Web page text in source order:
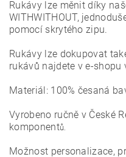
Rukávy lze měnit díky
WITHWITHOUT,
pomocí skrytého zipu.
Rukávy lze dokupovat
rukávů najdete v e-shopu
Materiál: 100% česaná
Vyrobeno ručně v České
komponentů.
Možnost personalizace,